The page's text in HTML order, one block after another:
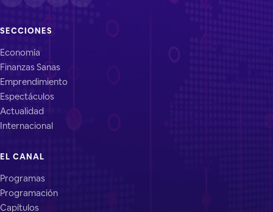
SECCIONES
Economía
Finanzas Sanas
Emprendimiento
Espectáculos
Actualidad
Internacional
EL CANAL
Programas
Programación
Capítulos